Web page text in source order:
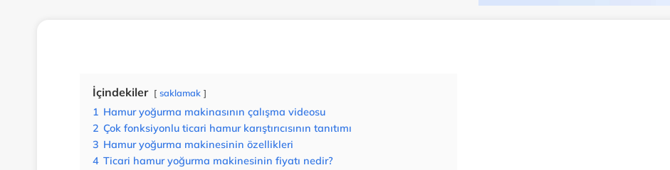
İçindekiler saklamak
1 Hamur yoğurma makinasının çalışma videosu
2 Çok fonksiyonlu ticari hamur karıştırıcısının tanıtımı
3 Hamur yoğurma makinesinin özellikleri
4 Ticari hamur yoğurma makinesinin fiyatı nedir?